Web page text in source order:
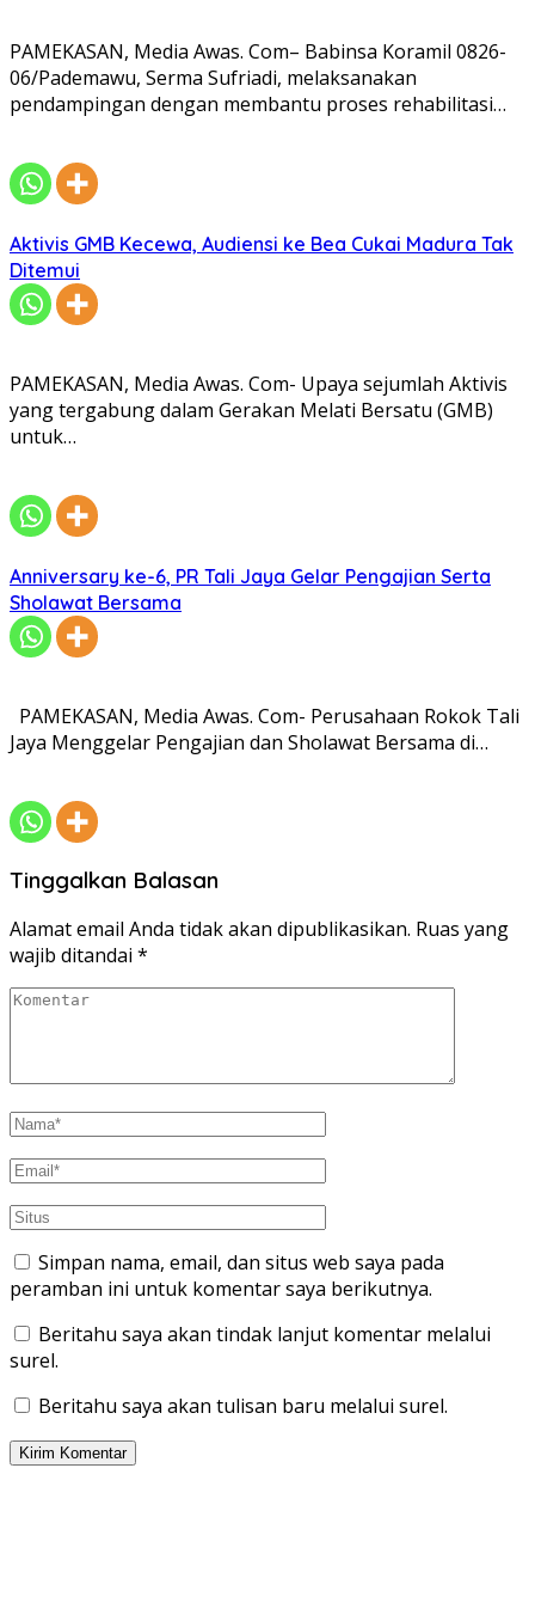
PAMEKASAN, Media Awas. Com– Babinsa Koramil 0826-
06/Pademawu, Serma Sufriadi, melaksanakan
pendampingan dengan membantu proses rehabilitasi…
Aktivis GMB Kecewa, Audiensi ke Bea Cukai Madura Tak
Ditemui
PAMEKASAN, Media Awas. Com- Upaya sejumlah Aktivis
yang tergabung dalam Gerakan Melati Bersatu (GMB)
untuk…
Anniversary ke-6, PR Tali Jaya Gelar Pengajian Serta
Sholawat Bersama
PAMEKASAN, Media Awas. Com- Perusahaan Rokok Tali
Jaya Menggelar Pengajian dan Sholawat Bersama di…
Tinggalkan Balasan
Alamat email Anda tidak akan dipublikasikan. Ruas yang
wajib ditandai *
Simpan nama, email, dan situs web saya pada
peramban ini untuk komentar saya berikutnya.
Beritahu saya akan tindak lanjut komentar melalui
surel.
Beritahu saya akan tulisan baru melalui surel.